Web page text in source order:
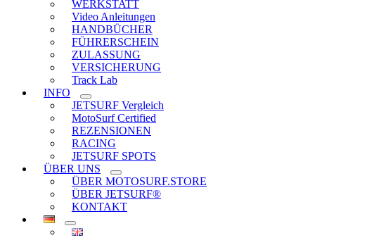
WERKSTATT
Video Anleitungen
HANDBÜCHER
FÜHRERSCHEIN
ZULASSUNG
VERSICHERUNG
Track Lab
INFO
JETSURF Vergleich
MotoSurf Certified
REZENSIONEN
RACING
JETSURF SPOTS
ÜBER UNS
ÜBER MOTOSURF.STORE
ÜBER JETSURF®
KONTAKT